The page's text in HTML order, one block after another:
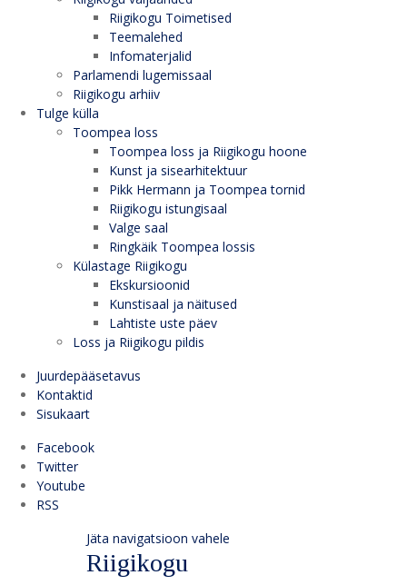
Riigikogu Toimetised
Teemalehed
Infomaterjalid
Parlamendi lugemissaal
Riigikogu arhiiv
Tulge külla
Toompea loss
Toompea loss ja Riigikogu hoone
Kunst ja sisearhitektuur
Pikk Hermann ja Toompea tornid
Riigikogu istungisaal
Valge saal
Ringkäik Toompea lossis
Külastage Riigikogu
Ekskursioonid
Kunstisaal ja näitused
Lahtiste uste päev
Loss ja Riigikogu pildis
Juurdepääsetavus
Kontaktid
Sisukaart
Facebook
Twitter
Youtube
RSS
Jäta navigatsioon vahele
Riigikogu